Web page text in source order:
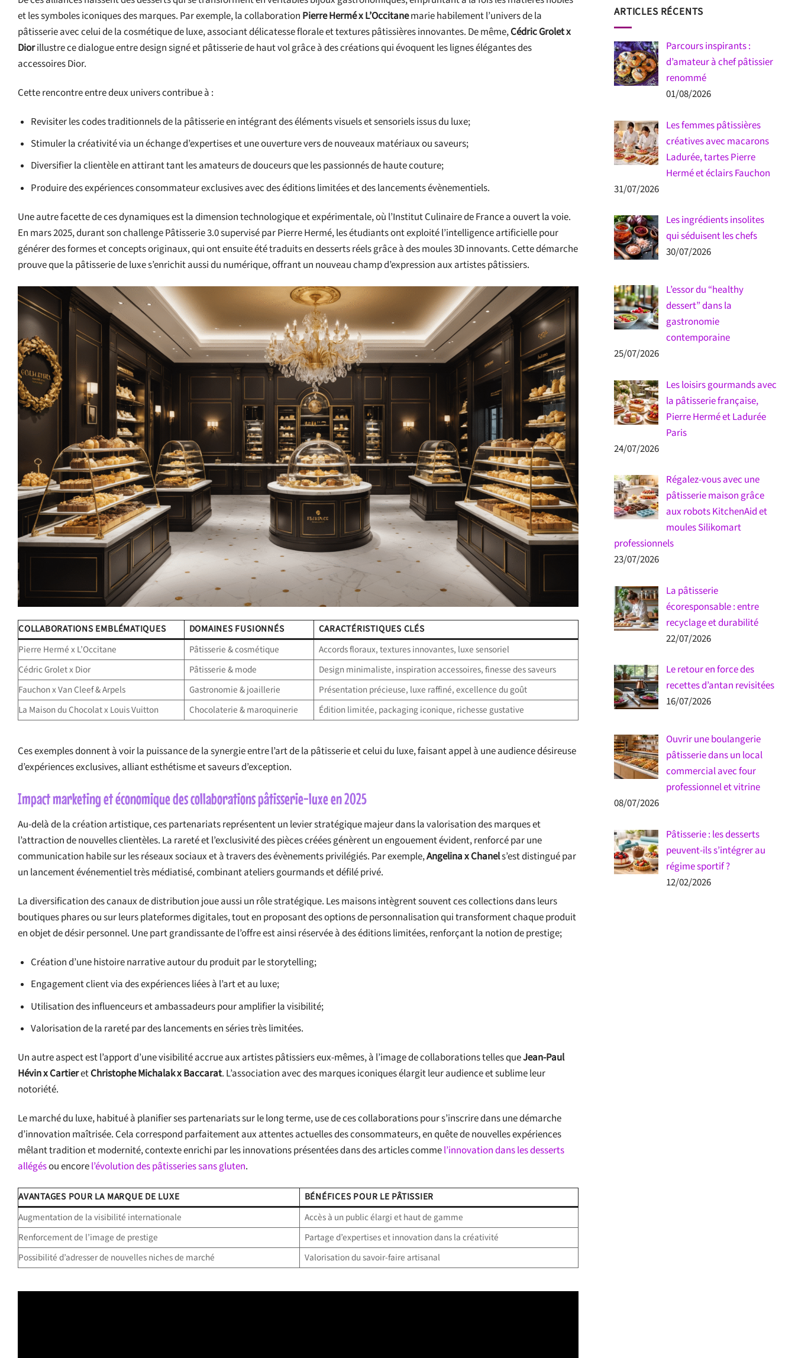
et les symboles iconiques des marques. Par exemple, la collaboration Pierre Hermé x L’Occitanemarie habilement l’univers de la
pâtisserie avec celui de la cosmétique de luxe, associant délicatesse florale et textures pâtissières innovantes. De même,Cédric Grolet x
Diorillustre ce dialogue entre design signé et pâtisserie de haut vol grâce à des créations qui évoquent les lignes élégantes des
accessoires Dior.
Cette rencontre entre deux univers contribue à :
Revisiter les codes traditionnels de la pâtisserie en intégrant des éléments visuels et sensoriels issus du luxe;
Stimuler la créativité via un échange d’expertises et une ouverture vers de nouveaux matériaux ou saveurs;
Diversifier la clientèle en attirant tant les amateurs de douceurs que les passionnés de haute couture;
Produire des expériences consommateur exclusives avec des éditions limitées et des lancements évènementiels.
Une autre facette de ces dynamiques est la dimension technologique et expérimentale, où l’Institut Culinaire de France a ouvert la voie.
En mars 2025, durant son challenge Pâtisserie 3.0 supervisé par Pierre Hermé, les étudiants ont exploité l’intelligence artificielle pour
générer des formes et concepts originaux, qui ont ensuite été traduits en desserts réels grâce à des moules 3D innovants. Cette démarche
prouve que la pâtisserie de luxe s’enrichit aussi du numérique, offrant un nouveau champ d’expression aux artistes pâtissiers.
COLLABORATIONS EMBLÉMATIQUES DOMAINES FUSIONNÉS
CARACTÉRISTIQUES CLÉS
Pierre Hermé x L’Occitane
Pâtisserie & cosmétique
Accords floraux, textures innovantes, luxe sensoriel
Cédric Grolet x Dior
Pâtisserie & mode
Design minimaliste, inspiration accessoires, finesse des saveurs
Fauchon x Van Cleef & Arpels
Gastronomie & joaillerie
Présentation précieuse, luxe raffiné, excellence du goût
La Maison du Chocolat x Louis Vuitton
Chocolaterie & maroquinerie Édition limitée, packaging iconique, richesse gustative
Ces exemples donnent à voir la puissance de la synergie entre l’art de la pâtisserie et celui du luxe, faisant appel à une audience désireuse
d’expériences exclusives, alliant esthétisme et saveurs d’exception.
Impact marketing et économique des collaborations pâtisserie-luxe en 2025
Au-delà de la création artistique, ces partenariats représentent un levier stratégique majeur dans la valorisation des marques et
l’attraction de nouvelles clientèles. La rareté et l’exclusivité des pièces créées génèrent un engouement évident, renforcé par une
communication habile sur les réseaux sociaux et à travers des évènements privilégiés. Par exemple,Angelina x Chanels’est distingué par
un lancement événementiel très médiatisé, combinant ateliers gourmands et défilé privé.
La diversification des canaux de distribution joue aussi un rôle stratégique. Les maisons intègrent souvent ces collections dans leurs
boutiques phares ou sur leurs plateformes digitales, tout en proposant des options de personnalisation qui transforment chaque produit
en objet de désir personnel. Une part grandissante de l’offre est ainsi réservée à des éditions limitées, renforçant la notion de prestige;
Création d’une histoire narrative autour du produit par le storytelling;
Engagement client via des expériences liées à l’art et au luxe;
Utilisation des influenceurs et ambassadeurs pour amplifier la visibilité;
Valorisation de la rareté par des lancements en séries très limitées.
Un autre aspect est l’apport d’une visibilité accrue aux artistes pâtissiers eux-mêmes, à l’image de collaborations telles queJean-Paul
Hévin x CartieretChristophe Michalak x Baccarat. L’association avec des marques iconiques élargit leur audience et sublime leur
notoriété.
Le marché du luxe, habitué à planifier ses partenariats sur le long terme, use de ces collaborations pour s’inscrire dans une démarche
d’innovation maîtrisée. Cela correspond parfaitement aux attentes actuelles des consommateurs, en quête de nouvelles expériences
mêlant tradition et modernité, contexte enrichi par les innovations présentées dans des articles commel’innovation dans les desserts
allégésou encorel’évolution des pâtisseries sans gluten.
AVANTAGES POUR LA MARQUE DE LUXE
BÉNÉFICES POUR LE PÂTISSIER
Augmentation de la visibilité internationale
Accès à un public élargi et haut de gamme
Renforcement de l’image de prestige
Partage d’expertises et innovation dans la créativité
Possibilité d’adresser de nouvelles niches de marché
Valorisation du savoir-faire artisanal
ARTICLES RÉCENTS
Parcours inspirants :
d’amateur à chef pâtissier
renommé
01/08/2026
Les femmes pâtissières
créatives avec macarons
Ladurée, tartes Pierre
Hermé et éclairs Fauchon
31/07/2026
Les ingrédients insolites
qui séduisent les chefs
30/07/2026
L’essor du “healthy
dessert” dans la
gastronomie
contemporaine
25/07/2026
Les loisirs gourmands avec
la pâtisserie française,
Pierre Hermé et Ladurée
Paris
24/07/2026
Régalez-vous avec une
pâtisserie maison grâce
aux robots KitchenAid et
moules Silikomart
professionnels
23/07/2026
La pâtisserie
écoresponsable : entre
recyclage et durabilité
22/07/2026
Le retour en force des
recettes d’antan revisitées
16/07/2026
Ouvrir une boulangerie
pâtisserie dans un local
commercial avec four
professionnel et vitrine
08/07/2026
Pâtisserie : les desserts
peuvent-ils s’intégrer au
régime sportif ?
12/02/2026